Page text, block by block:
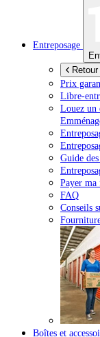
Entreposage
Prix
Libre-
Louez un
Guide
Payer ma
FAQ
Conseils
Boîtes et